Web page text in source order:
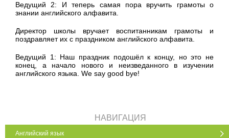
Ведущий 2: И теперь самая пора вручить грамоты о
знании английского алфавита.
Директор школы вручает воспитанникам грамоты и
поздравляет их с праздником английского алфавита.
Ведущий 1: Наш праздник подошёл к концу, но это не
конец, а начало нового и неизведанного в изучении
английского языка. We say good bye!
НАВИГАЦИЯ
Английский язык